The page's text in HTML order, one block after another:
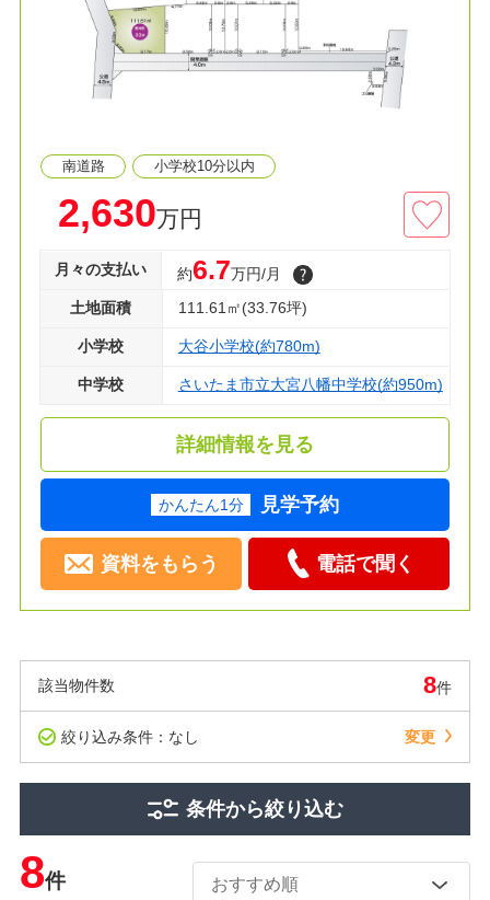
南道路 小学校10分以内
2,630万円
月々の支払い 約6.7万円/月
土地面積 111.61㎡(33.76坪)
小学校 大谷小学校(約780m)
中学校 さいたま市立大宮八幡中学校(約950m)
詳細情報を見る
かんたん1分 見学予約
資料をもらう 電話で聞く
該当物件数 8件
絞り込み条件：なし 変更
条件から絞り込む
8件